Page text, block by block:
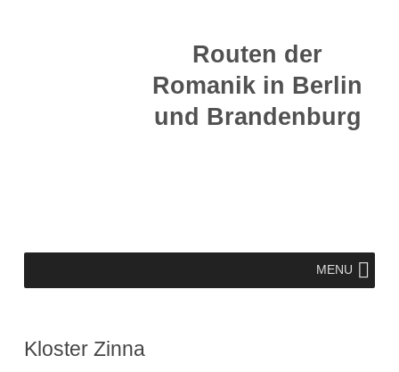
Routen der
Romanik in Berlin
und Brandenburg
Zum
springen
MENU
Kloster Zinna